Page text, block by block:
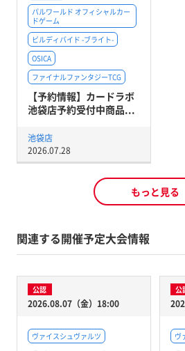
パルワールド オフィシャルカー
ドゲーム
ビルディバイド -ブライト-
OSICA
ファイナルファンタジーTCG
【予約情報】カードラボ
池袋店予約受付中商品...
池袋店
2026.07.28
もっと見る
関連する開催予定大会情報
公認
2026.08.07（金）18:00
ヴァイスシュヴァルツ
公
ヴ